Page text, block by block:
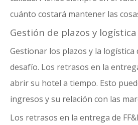
cuánto costará mantener las
Gestión de plazos y logística
Gestionar los plazos y la
desafío. Los retrasos en la
abrir su hotel a tiempo. Esto
ingresos y su relación con las
Los retrasos en la entrega de